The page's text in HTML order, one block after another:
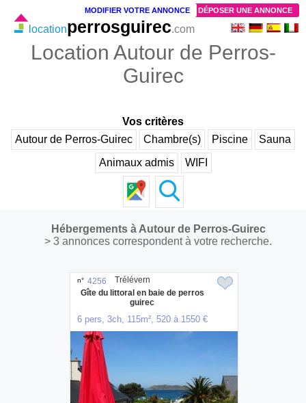
Location Autour de Perros-
Guirec
locationperrosguirec.com
Vos critères
Autour de Perros-Guirec
Chambre(s) Piscine
Sauna
Animaux admis
WIFI
Hébergements à Autour de Perros-Guirec
> 3 annonces correspondent à votre recherche.
n° 4256
Gîte du littoral en baie de perros
guirec
6 pers, 3ch, 115m², 520 à 1550 €
Trélévern
DÉPOSER UNE ANNONCE
MODIFIER VOTRE ANNONCE